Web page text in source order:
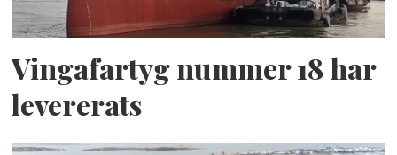
Vingafartyg nummer 18 har
levererats